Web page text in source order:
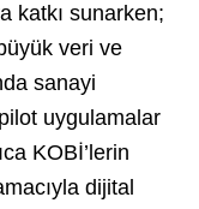
katkı sunarken;
veri ve
sanayi
uygulamalar
KOBİ’lerin
dijital